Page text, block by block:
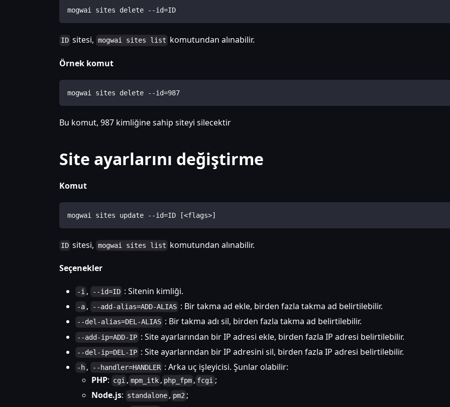
mogwai sites delete --id=ID
ID sitesi, mogwai sites list komutundan alınabilir.
Örnek komut
mogwai sites delete --id=987
Bu komut, 987 kimliğine sahip siteyi silecektir
Site ayarlarını değiştirme
Komut
mogwai sites update --id=ID [<flags>]
ID sitesi, mogwai sites list komutundan alınabilir.
Seçenekler
-i , --id=ID : Sitenin kimliği.
-a , --add-alias=ADD-ALIAS : Bir takma ad ekle, birden fazla takma ad belirtilebilir.
--del-alias=DEL-ALIAS : Bir takma adı sil, birden fazla takma ad belirtilebilir.
--add-ip=ADD-IP : Site ayarlarından bir IP adresi ekle, birden fazla IP adresi belirtilebilir.
--del-ip=DEL-IP : Site ayarlarından bir IP adresini sil, birden fazla IP adresi belirtilebilir.
-h , --handler=HANDLER : Arka uç işleyicisi. Şunlar olabilir:
PHP: cgi , mpm_itk , php_fpm , fcgi ;
Node.js: standalone , pm2 ;